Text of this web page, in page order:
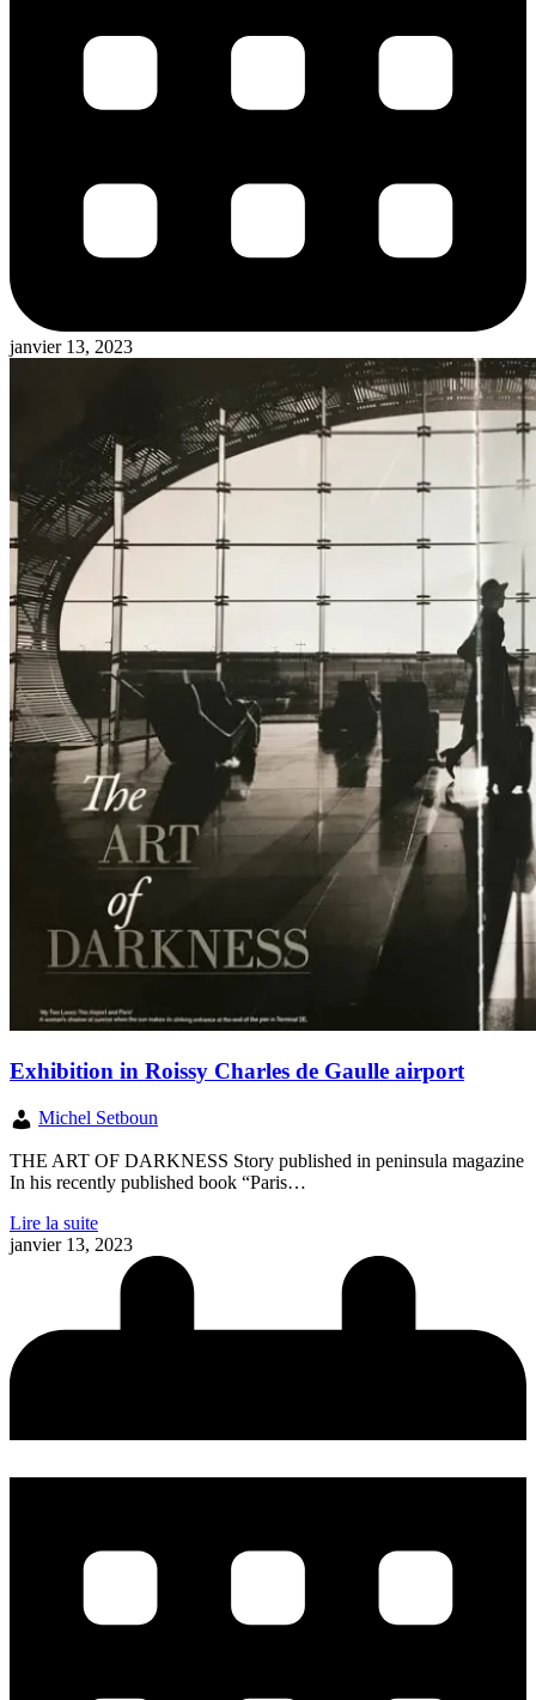
janvier 13, 2023
Exhibition in Roissy Charles de Gaulle airport
Michel Setboun
THE ART OF DARKNESS Story published in peninsula magazine
In his recently published book “Paris…
Lire la suite
janvier 13, 2023